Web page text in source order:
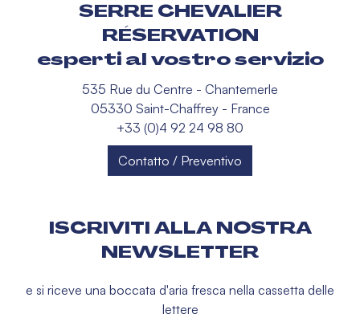
SERRE CHEVALIER
RÉSERVATION
esperti al vostro servizio
535 Rue du Centre - Chantemerle
05330 Saint-Chaffrey - France
+33 (0)4 92 24 98 80
Contatto / Preventivo
ISCRIVITI ALLA NOSTRA
NEWSLETTER
e si riceve una boccata d'aria fresca nella cassetta delle
lettere